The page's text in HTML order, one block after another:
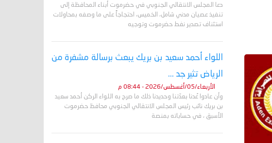
دعا المجلس الانتقالي الجنوبي في حضرموت أبناء المحافظة إلى
تنفيذ عصيان مدني شامل، الخميس، احتجاجاً على ما وصفه بمحاولات
استئناف تصدير نفط حضرموت وتوجيه
اللواء أحمد سعيد بن بريك يبعث برسالة مشفرة من
الرياض تثير جد ...
الأربعاء/05/أغسطس/2026 - 08:44 م
وأن عادوا عُدنا بعدّتنا وحديدنا ذلك ما صرح به اللواء الركن أحمد سعيد
بن بريك نائب رئيس المجلس الانتقالي الجنوبي محافظ حضرموت
الأسبق ، في حساباته بمنصة